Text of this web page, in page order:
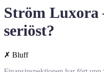
Ström
seriöst?
✗ Bluff